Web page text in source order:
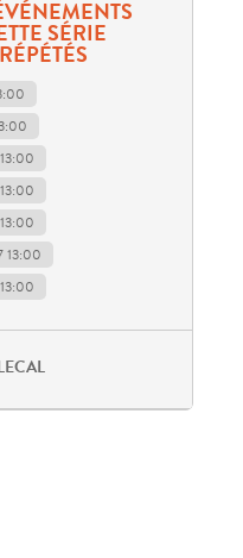
des
moins de
mis sur la
et
pour
SÉRIE
13:00